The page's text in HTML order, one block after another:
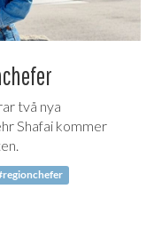
två nya
Shafai kommer